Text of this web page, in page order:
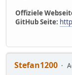
Offiziele
GitHub Seite:
Stefan1200